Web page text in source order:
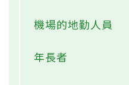
機場的地勤人員
年長者